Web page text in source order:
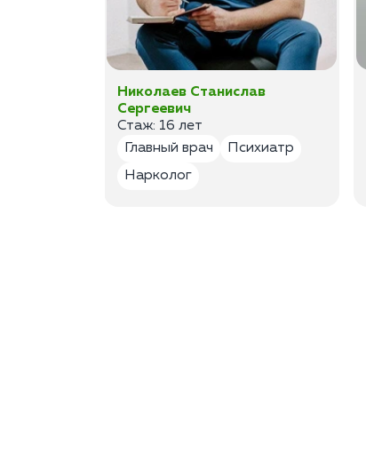
Николаев Станислав
Сергеевич
Стаж: 16 лет
Главный врач
Психиатр
Нарколог